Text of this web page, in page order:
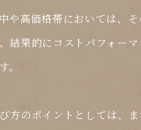
や高価格帯においては、
結果的にコストパフォー
。
方のポイントとしては、